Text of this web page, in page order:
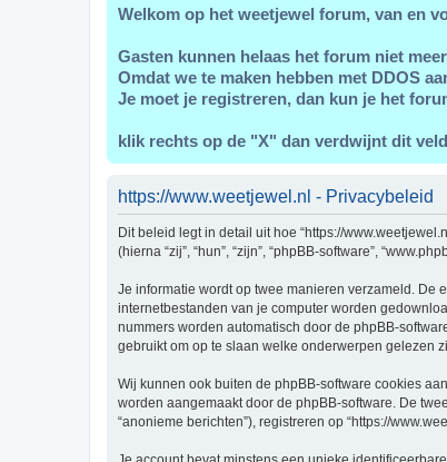
Welkom op het weetjewel forum, van en
Gasten kunnen helaas het forum niet
Omdat we te maken hebben met DDOS
Je moet je registreren, dan kun je het
klik rechts op de "X" dan verdwijnt dit veld
https://www.weetjewel.nl - Privacybeleid
Dit beleid legt in detail uit hoe “https://
(hierna “zij”, “hun”, “zijn”, “phpBB-software”,
Je informatie wordt op twee manieren verzameld. De
internetbestanden van je computer worden
nummers worden automatisch door de phpBB-
gebruikt om op te slaan welke onderwerpen gelezen
Wij kunnen ook buiten de phpBB-software cookies
worden aangemaakt door de phpBB-software. De
“anonieme berichten”), registreren op “https://